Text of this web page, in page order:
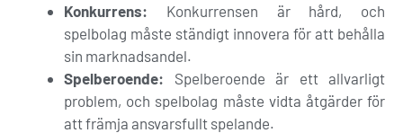
Konkurrens: Konkurrensen är hård, och
spelbolag måste ständigt innovera för att behålla
sin marknadsandel.
Spelberoende: Spelberoende är ett allvarligt
problem, och spelbolag måste vidta åtgärder för
att främja ansvarsfullt spelande.